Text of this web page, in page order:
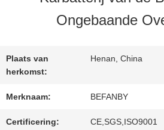
ONS
NIEUWS
Ongebaande
Plaats van
herkomst:
Henan, China
Merknaam: BEFANBY
Certificering: CE,SGS,ISO9001